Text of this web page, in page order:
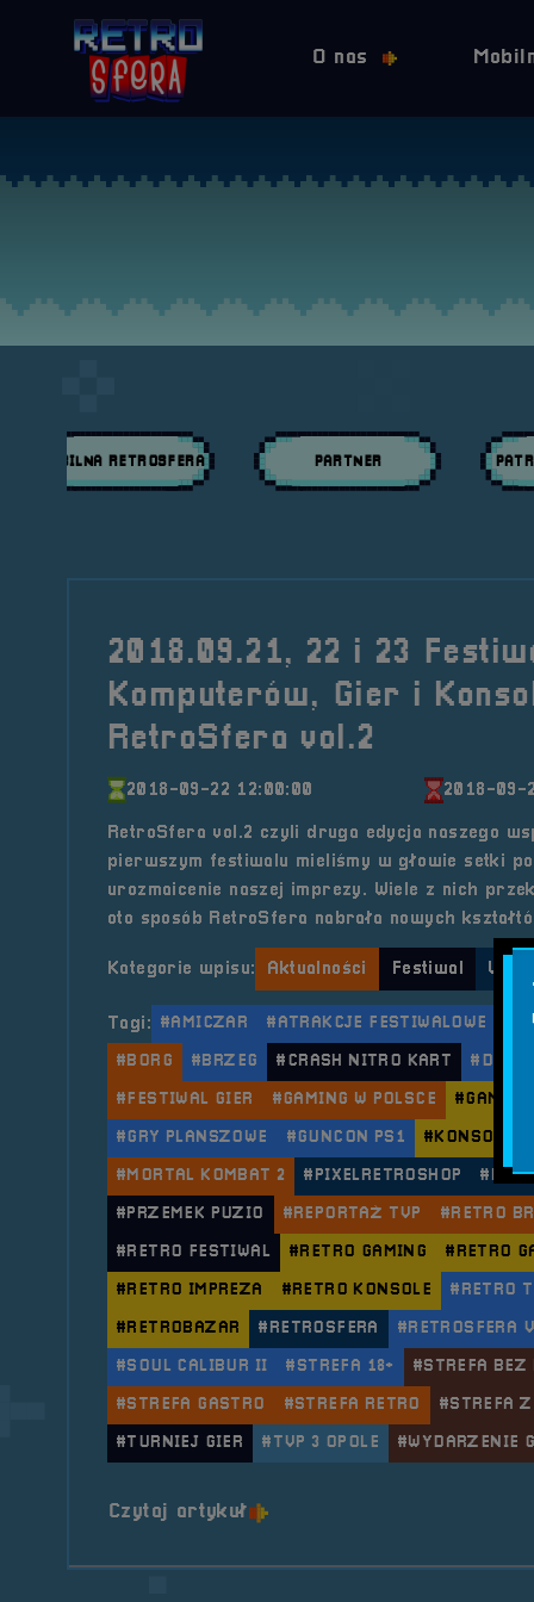
O nas
MOBILNA RETROSFERA PARTNER
2018.09.21, 22 i 23
Komputerów, Gier i
RetroSfera vol.2
2018-09-22 12:00:00 2018-09-
RetroSfera vol.2 czyli druga edycja naszego
pierwszym festiwalu mieliśmy w głowie setki
urozmaicenie naszej imprezy. Wiele z nich
oto sposób RetroSfera nabrała nowych
Kategorie wpisu: Aktualności Festiwal
Tagi: #AMICZAR #ATRAKCJE FESTIWALOWE
#BORG #BRZEG #CRASH NITRO KART
#FESTIWAL GIER #GAMING W POLSCE
#GRY PLANSZOWE #GUNCON PS1 #KONSOLA
#MORTAL KOMBAT 2 #PIXELRETROSHOP
#PRZEMEK PUZIO #REPORTAŻ TVP #RETRO
#RETRO FESTIWAL #RETRO GAMING #RETRO
#RETRO IMPREZA #RETRO KONSOLE #RETRO
#RETROBAZAR #RETROSFERA #RETROSFERA
#SOUL CALIBUR II #STREFA 18+ #STREFA BEZ
#STREFA GASTRO #STREFA RETRO #STREFA
#TURNIEJ GIER #TVP 3 OPOLE #WYDARZENIE
Czytaj artykuło tytule 2018.09.21, 22 i 23